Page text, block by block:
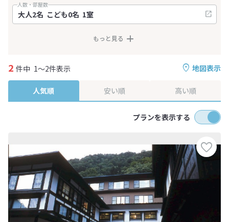
人数・部屋数
もっと見る
地図表示
2 件中 1～2件表示
人気順 安い順 高い順
プランを表示する